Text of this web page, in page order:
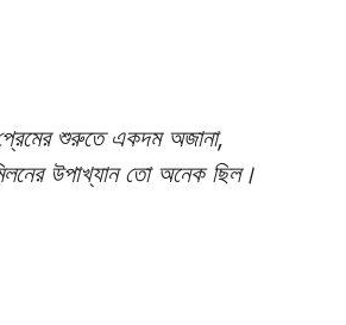
শুরুতে একদম অজানা,
উপাখ্যান তো অনেক ছিল।